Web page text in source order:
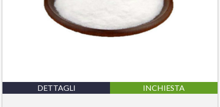
DETTAGLI INCHIESTA